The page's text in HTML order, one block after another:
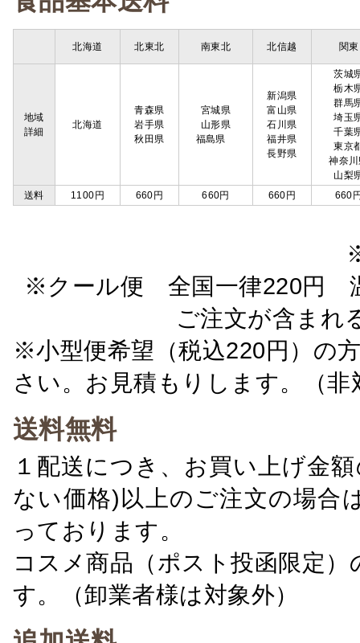
北海道 北東北 南東北 北信越 関東
地域
詳細
北海道
青森県
岩手県
秋田県
宮城県
山形県
福島県
新潟県
富山県
石川県
福井県
長野県
茨城
栃木
群馬
埼玉
千葉
東京
神奈
山梨
送料
1100円 660円 660円 660円 660
※クール便 全国一律220円
ご注文が含ま
※小型便希望（税込220円）の
さい。お見積もりします。（非
送料無料
１配送につき、お買い上げ金
ない価格)以上のご注文の場合
っております。
コスメ商品（ポスト投函限定
す。（卸業者様は対象外）